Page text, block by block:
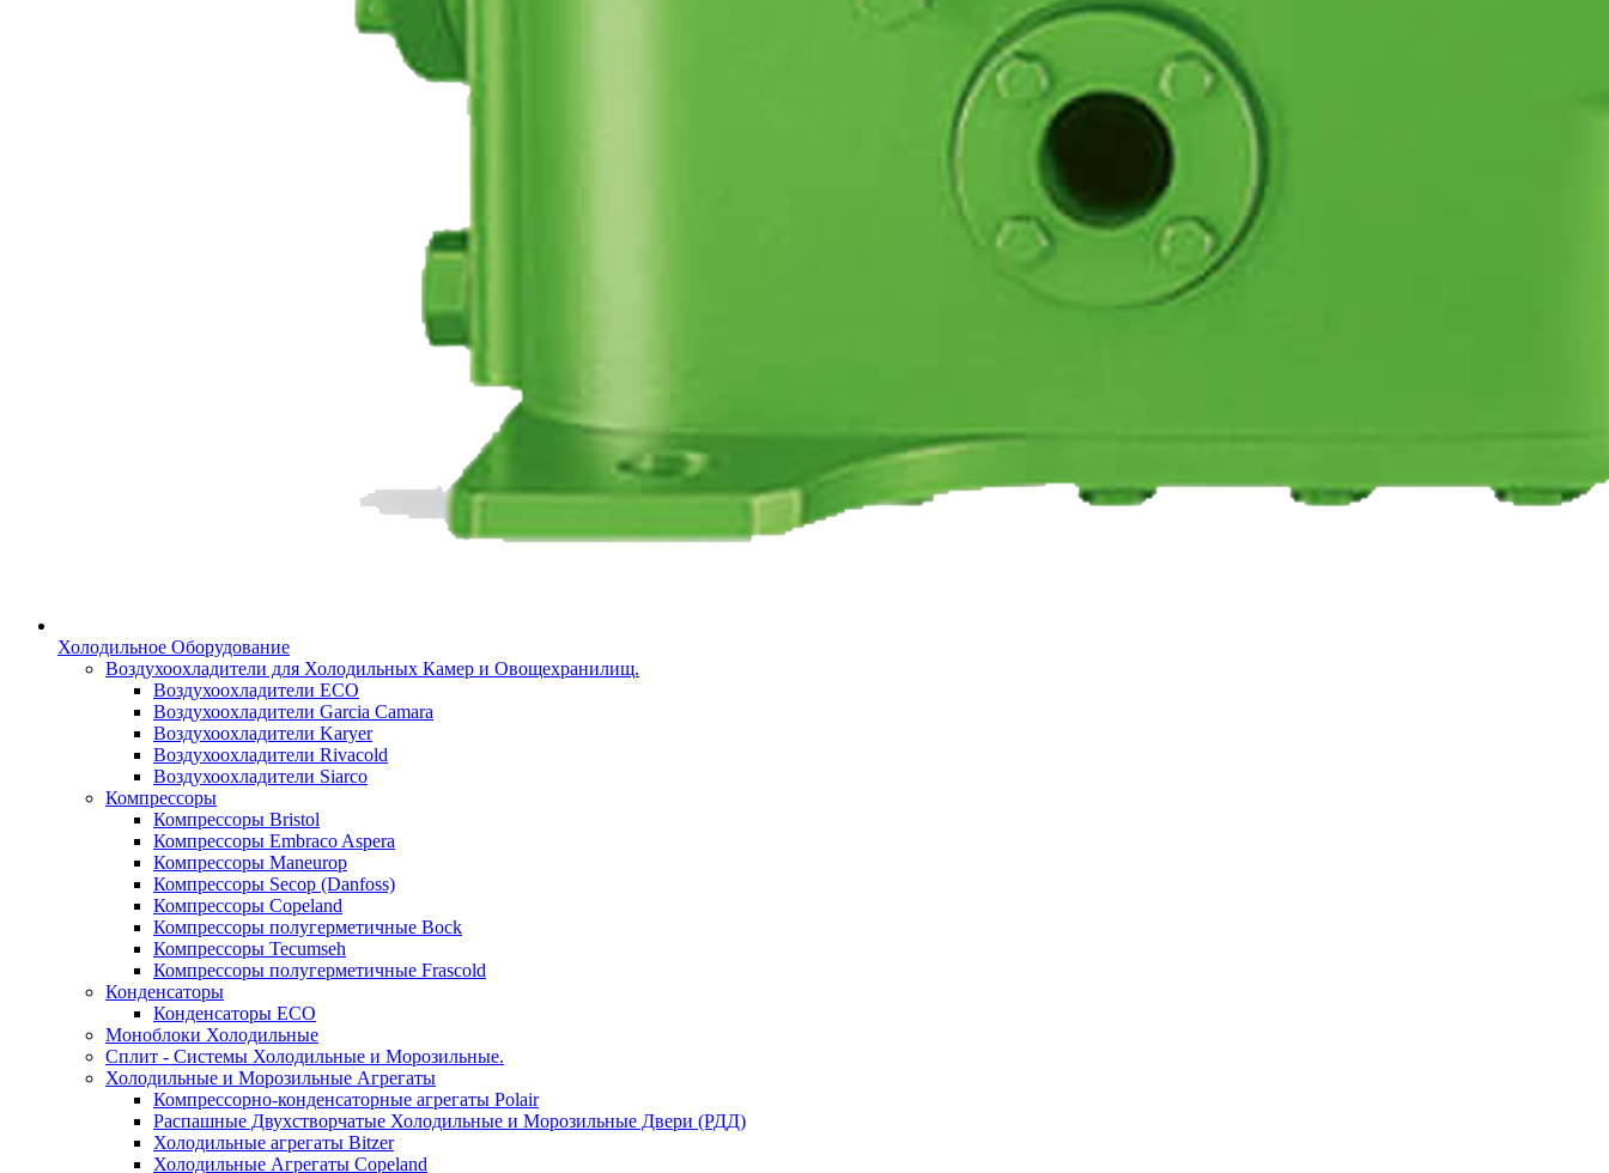
Холодильное Оборудование
Воздухоохладители для Холодильных Камер и Овощехранилищ.
Воздухоохладители ECO
Воздухоохладители Garcia Camara
Воздухоохладители Karyer
Воздухоохладители Rivacold
Воздухоохладители Siarco
Компрессоры
Компрессоры Bristol
Компрессоры Embraco Aspera
Компрессоры Maneurop
Компрессоры Secop (Danfoss)
Компрессоры Copeland
Компрессоры полугерметичные Bock
Компрессоры Tecumseh
Компрессоры полугерметичные Frascold
Конденсаторы
Конденсаторы ECO
Моноблоки Холодильные
Сплит - Системы Холодильные и Морозильные.
Холодильные и Морозильные Агрегаты
Компрессорно-конденсаторные агрегаты Polair
Распашные Двухстворчатые Холодильные и Морозильные Двери (РДД)
Холодильные агрегаты Bitzer
Холодильные Агрегаты Copeland